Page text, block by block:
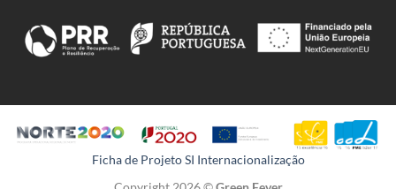
Ficha de Projeto SI Internacionalização